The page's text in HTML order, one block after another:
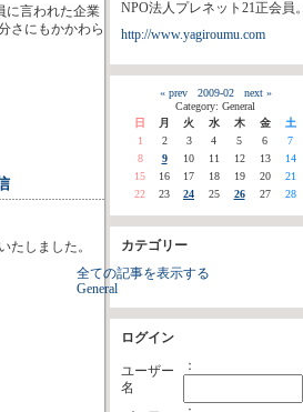
に言われた企業
さにもかかわら
たしました。
NPO法人プレネット21正会員。
http://www.yagiroumu.com
« prev 2009-02
next »
Category: General
日
月 火 水 木 金
土
1
2 3 4 5 6
7
8
9 10 11 12 13
14
15
16 17 18 19 20
21
22
23 24 25 26 27 28
カテゴリー
全ての記事を表示する
General
ログイン
ユーザー
名
：